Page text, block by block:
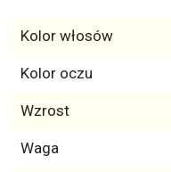
Kolor włosów
Kolor oczu
Wzrost
Waga